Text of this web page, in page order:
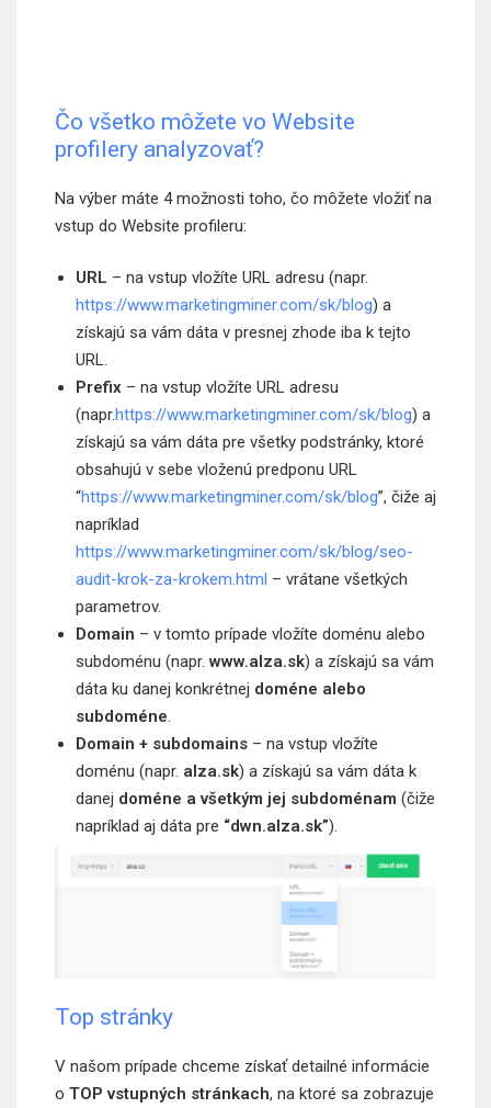
Čo všetko môžete vo Website
profilery analyzovať?
Na výber máte 4 možnosti toho, čo môžete vložiť na
vstup do Website profileru:
URL – na vstup vložíte URL adresu (napr.
https://www.marketingminer.com/sk/blog) a
získajú sa vám dáta v presnej zhode iba k tejto
URL.
Prefix– na vstup vložíte URL adresu
(napr.https://www.marketingminer.com/sk/blog) a
získajú sa vám dáta pre všetky podstránky, ktoré
obsahujú v sebe vloženú predponu URL
“https://www.marketingminer.com/sk/blog”, čiže aj
napríklad
https://www.marketingminer.com/sk/blog/seo-
audit-krok-za-krokem.html – vrátane všetkých
parametrov.
Domain – v tomto prípade vložíte doménu alebo
subdoménu (napr.www.alza.sk) a získajú sa vám
dáta ku danej konkrétnej doméne alebo
subdoméne.
Domain + subdomains– na vstup vložíte
doménu (napr. alza.sk) a získajú sa vám dáta k
danej doméne a všetkým jej subdoménam (čiže
napríklad aj dáta pre “dwn.alza.sk”).
Top stránky
V našom prípade chceme získať detailné informácie
o TOP vstupných stránkach, na ktoré sa zobrazuje